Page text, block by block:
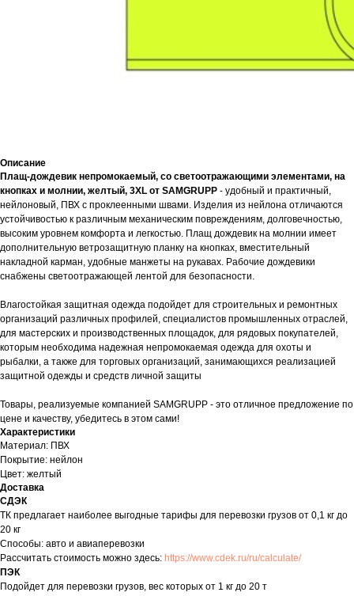
Описание
Плащ-дождевик непромокаемый, со светоотражающими элементами, на
кнопках и молнии, желтый, 3XL от SAMGRUPP - удобный и практичный,
нейлоновый, ПВХ с проклеенными швами. Изделия из нейлона отличаются
устойчивостью к различным механическим повреждениям, долговечностью,
высоким уровнем комфорта и легкостью. Плащ дождевик на молнии имеет
дополнительную ветрозащитную планку на кнопках, вместительный
накладной карман, удобные манжеты на рукавах. Рабочие дождевики
снабжены светоотражающей лентой для безопасности.
Влагостойкая защитная одежда подойдет для строительных и ремонтных
организаций различных профилей, специалистов промышленных отраслей,
для мастерских и производственных площадок, для рядовых покупателей,
которым необходима надежная непромокаемая одежда для охоты и
рыбалки, а также для торговых организаций, занимающихся реализацией
защитной одежды и средств личной защиты
Товары, реализуемые компанией SAMGRUPP - это отличное предложение по
цене и качеству, убедитесь в этом сами!
Характеристики
Материал: ПВХ
Покрытие: нейлон
Цвет: желтый
Доставка
СДЭК
ТК предлагает наиболее выгодные тарифы для перевозки грузов от 0,1 кг до
20 кг
Способы: авто и авиаперевозки
Рассчитать стоимость можно здесь: https://www.cdek.ru/ru/calculate/
ПЭК
Подойдет для перевозки грузов, вес которых от 1 кг до 20 т